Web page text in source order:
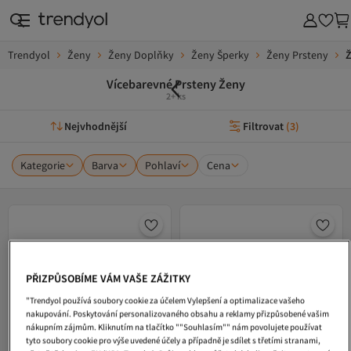
Trendyol Ženy Ženy Doplňky Ženy Šperky Ženy Prsteny
Vícebarevné Prsteny Ženy
2+ ks
Nejvhodnější Filtrovat (3)
Kategorie Barva Pohlaví Cena
PŘIZPŮSOBÍME VÁM VAŠE ZÁŽITKY
"Trendyol používá soubory cookie za účelem Vylepšení a optimalizace vašeho
nakupování. Poskytování personalizovaného obsahu a reklamy přizpůsobené vašim
nákupním zájmům. Kliknutím na tlačítko ""Souhlasím"" nám povolujete používat
tyto soubory cookie pro výše uvedené účely a případně je sdílet s třetími stranami,